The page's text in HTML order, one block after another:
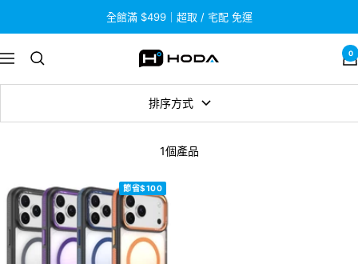
容
全館滿 $499｜超取 / 宅配 免運
導
航
HODA 0
排序方式
1個產品
節省$100